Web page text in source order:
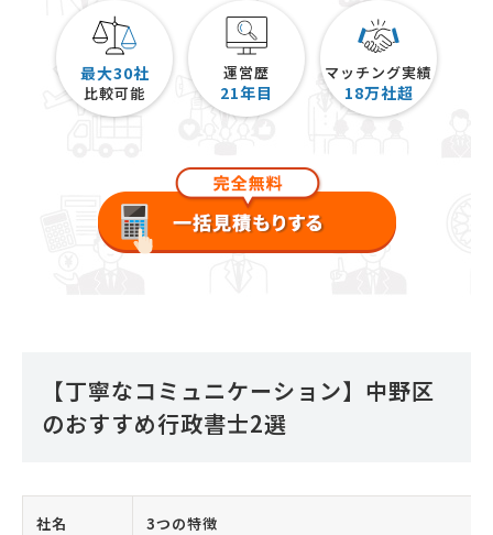
最大30社
比較可能
運営歴
21年目
マッチング実績
18万社超
【丁寧なコミュニケーション】中野区
のおすすめ行政書士2選
社名 3つの特徴